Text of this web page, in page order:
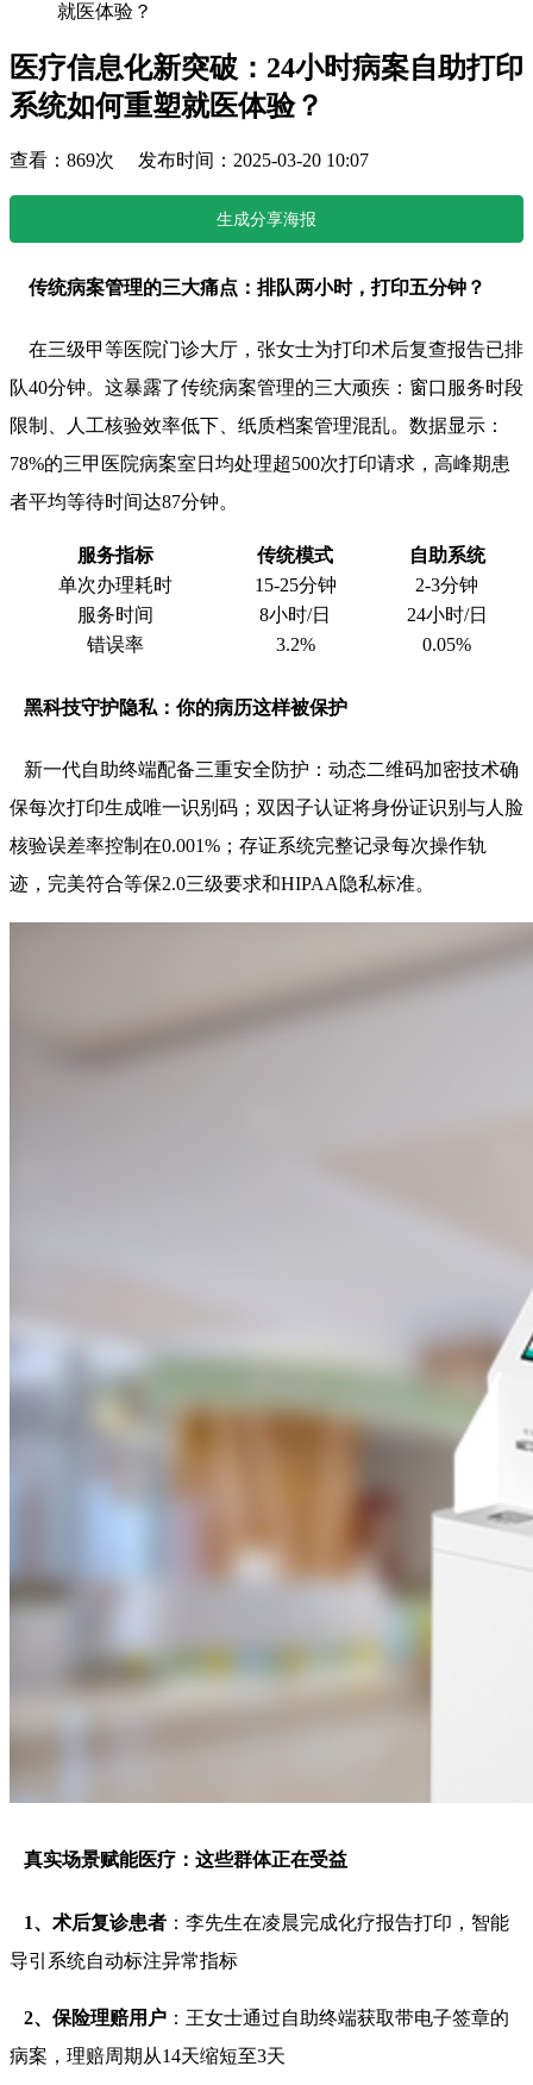
就医体验？
医疗信息化新突破：24小时病案自助打印
系统如何重塑就医体验？
查看：869次 发布时间：2025-03-20 10:07
生成分享海报
传统病案管理的三大痛点：排队两小时，打印五分钟？
在三级甲等医院门诊大厅，张女士为打印术后复查报告已排
队40分钟。这暴露了传统病案管理的三大顽疾：窗口服务时段
限制、人工核验效率低下、纸质档案管理混乱。数据显示：
78%的三甲医院病案室日均处理超500次打印请求，高峰期患
者平均等待时间达87分钟。
服务指标 传统模式
自助系统
单次办理耗时
15-25分钟
2-3分钟
服务时间
8小时/日
24小时/日
错误率
3.2% 0.05%
黑科技守护隐私：你的病历这样被保护
新一代自助终端配备三重安全防护：动态二维码加密技术确
保每次打印生成唯一识别码；双因子认证将身份证识别与人脸
核验误差率控制在0.001%；存证系统完整记录每次操作轨
迹，完美符合等保2.0三级要求和HIPAA隐私标准。
真实场景赋能医疗：这些群体正在受益
1、术后复诊患者 ：李先生在凌晨完成化疗报告打印，智能
导引系统自动标注异常指标
2、保险理赔用户 ：王女士通过自助终端获取带电子签章的
病案，理赔周期从14天缩短至3天